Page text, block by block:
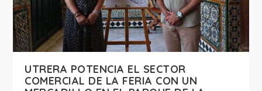
UTRERA POTENCIA EL SECTOR
COMERCIAL DE LA FERIA CON UN